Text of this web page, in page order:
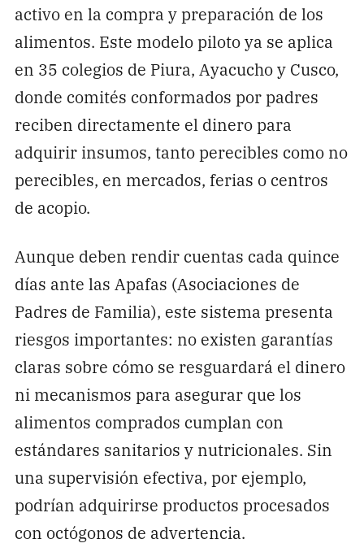
activo en la compra y preparación de los
alimentos. Este modelo piloto ya se aplica
en 35 colegios de Piura, Ayacucho y Cusco,
donde comités conformados por padres
reciben directamente el dinero para
adquirir insumos, tanto perecibles como no
perecibles, en mercados, ferias o centros
de acopio.
Aunque deben rendir cuentas cada quince
días ante las Apafas (Asociaciones de
Padres de Familia), este sistema presenta
riesgos importantes: no existen garantías
claras sobre cómo se resguardará el dinero
ni mecanismos para asegurar que los
alimentos comprados cumplan con
estándares sanitarios y nutricionales. Sin
una supervisión efectiva, por ejemplo,
podrían adquirirse productos procesados
con octógonos de advertencia.